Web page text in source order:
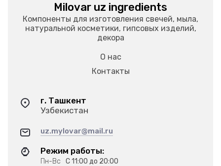
Milovar uz ingredients
Компоненты для изготовления свечей, мыла,
натуральной косметики, гипсовых изделий,
декора
О нас
Контакты
г. Ташкент
Узбекистан
uz.mylovar@mail.ru
Режим работы:
Пн-Вс С 11:00 до 20:00